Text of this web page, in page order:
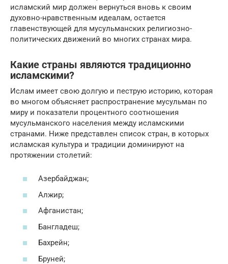
исламский мир должен вернуться вновь к своим
духовно-нравственным идеалам, остается
главенствующей для мусульманских религиозно-
политических движений во многих странах мира.
Какие страны являются традиционно
исламскими?
Ислам имеет свою долгую и пеструю историю, которая
во многом объясняет распространение мусульман по
миру и показатели процентного соотношения
мусульманского населения между исламскими
странами. Ниже представлен список стран, в которых
исламская культура и традиции доминируют на
протяжении столетий:
Азербайджан;
Алжир;
Афганистан;
Бангладеш;
Бахрейн;
Бруней;